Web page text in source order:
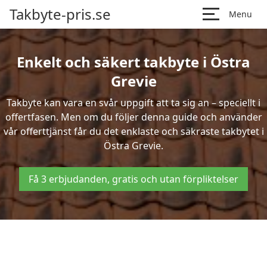
Takbyte-pris.se Menu
Enkelt och säkert takbyte i Östra
Grevie
Takbyte kan vara en svår uppgift att ta sig an – speciellt i
offertfasen. Men om du följer denna guide och använder
vår offerttjänst får du det enklaste och säkraste takbytet i
Östra Grevie.
Få 3 erbjudanden, gratis och utan förpliktelser